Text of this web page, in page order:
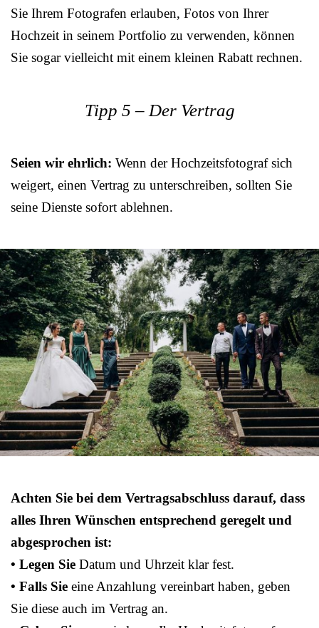
Sie Ihrem Fotografen erlauben, Fotos von Ihrer
Hochzeit in seinem Portfolio zu verwenden, können
Sie sogar vielleicht mit einem kleinen Rabatt rechnen.
Tipp 5 – Der Vertrag
Seien wir ehrlich: Wenn der Hochzeitsfotograf sich
weigert, einen Vertrag zu unterschreiben, sollten Sie
seine Dienste sofort ablehnen.
Achten Sie bei dem Vertragsabschluss darauf, dass
alles Ihren Wünschen entsprechend geregelt und
abgesprochen ist:
• Legen Sie Datum und Uhrzeit klar fest.
• Falls Sie eine Anzahlung vereinbart haben, geben
Sie diese auch im Vertrag an.